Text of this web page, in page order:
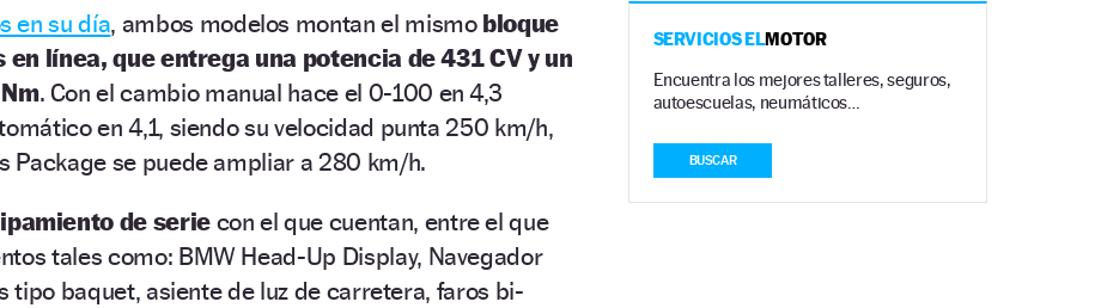
en su día, ambos modelos montan el mismo bloque
línea, que entrega una potencia de 431 CV y un
. Con el cambio manual hace el 0-100 en 4,3
en 4,1, siendo su velocidad punta 250 km/h,
Package se puede ampliar a 280 km/h.
de seriecon el que cuentan, entre el que
tales como: BMW Head-Up Display, Navegador
tipo baquet, asiente de luz de carretera, faros bi-
SERVICIOS ELMOTOR
Encuentra los mejores talleres, seguros,
autoescuelas, neumáticos…
BUSCAR